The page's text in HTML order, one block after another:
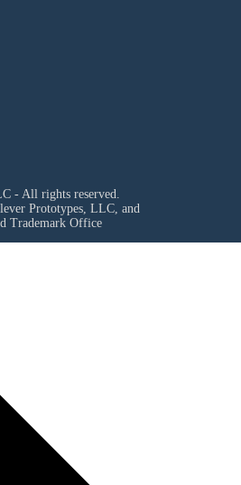
- All rights reserved.
Prototypes, LLC, and
Trademark Office